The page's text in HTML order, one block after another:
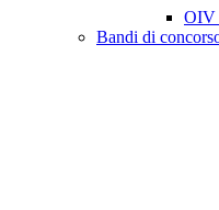
OIV
Bandi di